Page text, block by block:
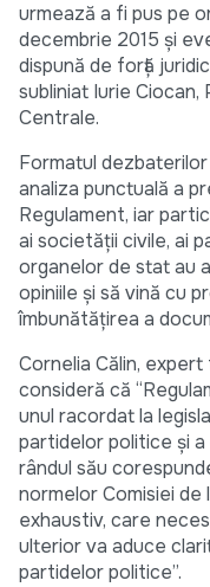
urmează a fi pus pe
decembrie 2015 şi
dispună de forță
subliniat Iurie
Centrale.
Formatul
analiza punctuală a
Regulament, iar
ai societăţii civile, ai
organelor de stat au
opiniile și să vină cu
îmbunătățirea a
Cornelia Călin,
consideră că
unul racordat la
partidelor politice și
rândul său
normelor Comisiei de
exhaustiv, care
ulterior va aduce
partidelor politice”.